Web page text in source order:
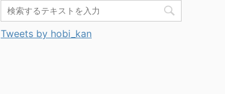
Tweets by hobi_kan